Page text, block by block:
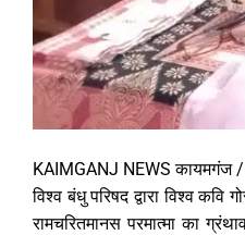
KAIMGANJ NEWS कायमगंज /
विश्व बंधु परिषद द्वारा विश्व
रामचरितमानस परमात्मा का